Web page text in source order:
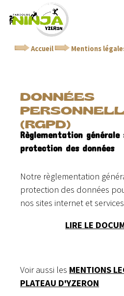
Accueil Mentions
DONNÉES
(RGPD)
Règlementation générale
protection des données
Notre règlementation
protection des données
nos sites internet et
LIRE LE
Voir aussi les MENTIONS
PLATEAU D'YZERON